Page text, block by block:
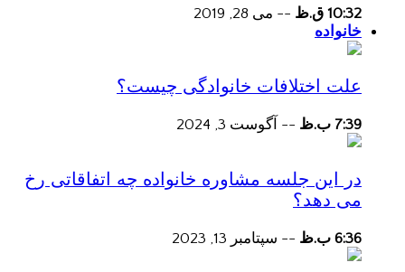
10:32 ق.ظ -- می 28, 2019
خانواده
علت اختلافات خانوادگی چیست؟
7:39 ب.ظ -- آگوست 3, 2024
در این جلسه مشاوره خانواده چه اتفاقاتی رخ
می دهد؟
6:36 ب.ظ -- سپتامبر 13, 2023